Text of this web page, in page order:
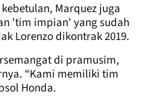
Marquez juga
'tim impian' yang sudah
Lorenzo dikontrak 2019.
di pramusim,
“Kami memiliki tim
Honda.